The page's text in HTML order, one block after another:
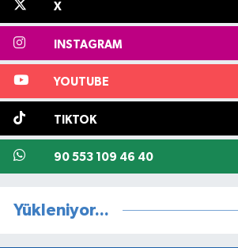
X
INSTAGRAM
YOUTUBE
TIKTOK
90 553 109 46 40
Yükleniyor...